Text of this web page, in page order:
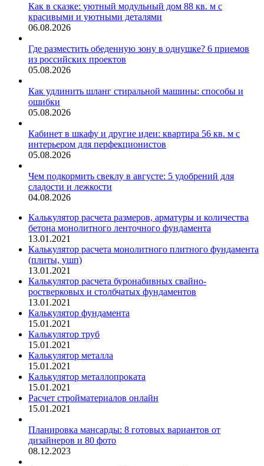
Как в сказке: уютный модульный дом 88 кв. м с
красивыми и уютными деталями
06.08.2026
Где разместить обеденную зону в однушке? 6 приемов
из российских проектов
05.08.2026
Как удлинить шланг стиральной машины: способы и
ошибки
05.08.2026
Кабинет в шкафу и другие идеи: квартира 56 кв. м с
интерьером для перфекционистов
05.08.2026
Чем подкормить свеклу в августе: 5 удобрений для
сладости и лежкости
04.08.2026
Калькулятор расчета размеров, арматуры и количества
бетона монолитного ленточного фундамента
13.01.2021
Калькулятор расчета монолитного плитного фундамента
(плиты, ушп)
13.01.2021
Калькулятор расчета буронабивных свайно-
ростверковых и столбчатых фундаментов
13.01.2021
Калькулятор фундамента
15.01.2021
Калькулятор труб
15.01.2021
Калькулятор металла
15.01.2021
Калькулятор металлопроката
15.01.2021
Расчет стройматериалов онлайн
15.01.2021
Планировка мансарды: 8 готовых вариантов от
дизайнеров и 80 фото
08.12.2023